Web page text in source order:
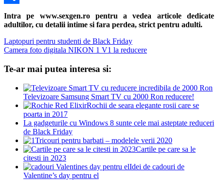
Share
Intra pe www.sexgen.ro pentru a vedea articole dedicate
adultilor, cu detalii intime si fara perdea, strict pentru adulti.
Navigare
în
articole
Previous
Post:
Laptopuri pentru studenti de Black Friday
Next
Camera foto digitala NIKON 1 V1 la reducere
Te-ar mai putea interesa si:
Televizoare Samsung Smart TV cu 2000 Ron reducere!
Rochii de seara elegante rosii care se
poarta in 2017
La gadgeturile cu Windows 8 sunte cele mai asteptate reduceri
de Black Friday
Tricouri pentru barbati – modelele verii 2020
Cartile pe care sa le
citesti in 2023
Idei de cadouri de
Valentine’s day pentru el